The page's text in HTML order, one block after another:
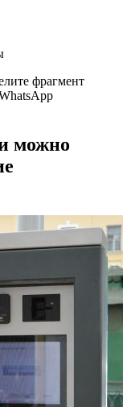
фрагмент
можно